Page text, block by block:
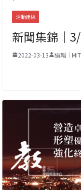
活動連線
新聞集錦｜
2022-03-13 編輯｜